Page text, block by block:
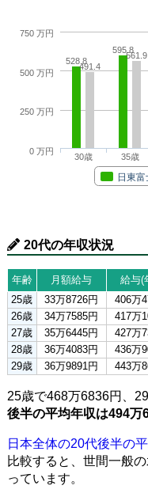
528.8
595.8
491.4
561.9
日東
30歳 35歳
0 万円
250 万円
500 万円
750 万円
20代の年収状況
年齢 月額給与 給与(
25歳
33万8726円 406万
26歳
34万7585円 417万
27歳
35万6445円 427万
28歳
36万4083円 436万
29歳
36万9891円 443万
25歳で468万6836円、
後半の平均年収は494万
日本全体の20代後半の
比較すると、世間一般
っています。